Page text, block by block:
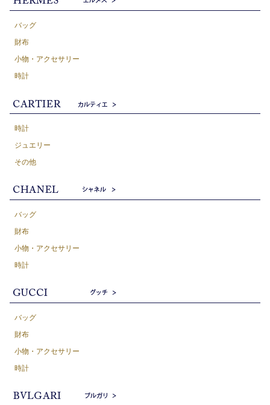
バッグ
財布
小物・アクセサリー
時計
時計
ジュエリー
その他
バッグ
財布
小物・アクセサリー
時計
バッグ
財布
小物・アクセサリー
時計